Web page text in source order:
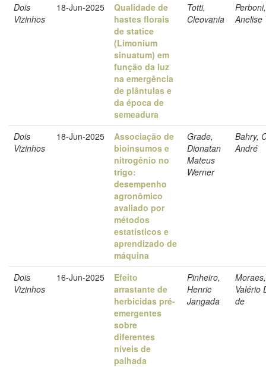
Dois
Vizinhos
18-Jun-2025
Qualidade de
hastes florais
de statice
(Limonium
sinuatum) em
função da luz
na emergência
de plântulas e
da época de
semeadura
Totti,
Cleovania
Perboni,
Anelise
Dois
Vizinhos
18-Jun-2025
Associação de
bioinsumos e
nitrogênio no
trigo:
desempenho
agronômico
avaliado por
métodos
estatísticos e
aprendizado de
máquina
Grade,
Dionatan
Mateus
Werner
Bahry,
André
Dois
Vizinhos
16-Jun-2025
Efeito
arrastante de
herbicidas pré-
emergentes
sobre
diferentes
níveis de
palhada
Pinheiro,
Henric
Jangada
Valério
de